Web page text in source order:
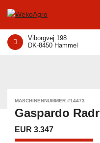
Viborgvej 198
DK-8450 Hammel
MASCHINENNUMMER #14473
Gaspardo
EUR 3.347